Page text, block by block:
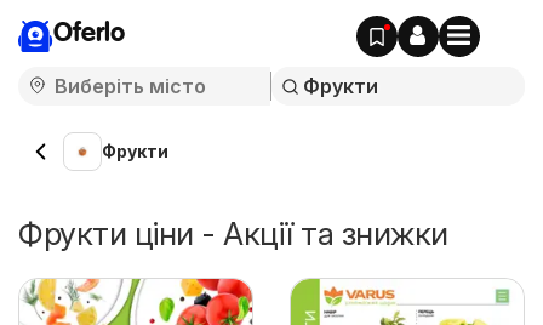
Oferlo
Фрукти
Фрукти ціни - Акції та знижки